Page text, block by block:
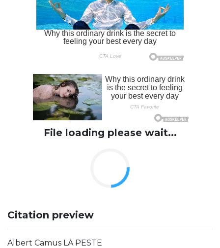
File loading please wait...
Citation preview
Albert Camus LA PESTE